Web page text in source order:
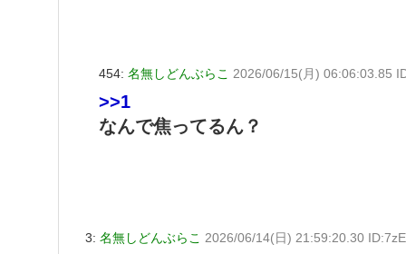
454: 名無しどんぶらこ 2026/06/15(月) 06:06:03.85
>>1
なんで焦ってるん？
3: 名無しどんぶらこ 2026/06/14(日) 21:59:20.30